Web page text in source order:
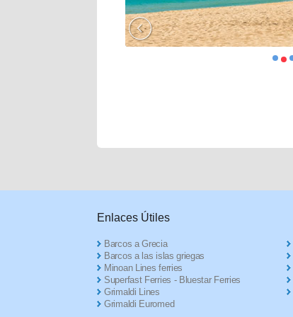
Enlaces Útiles
Barcos a Grecia
Barcos a las islas griegas
Minoan Lines ferries
Superfast Ferries - Bluestar Ferries
Grimaldi Lines
Grimaldi Euromed